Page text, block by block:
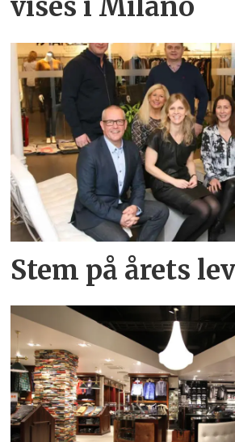
vises i Milano
Stem på årets